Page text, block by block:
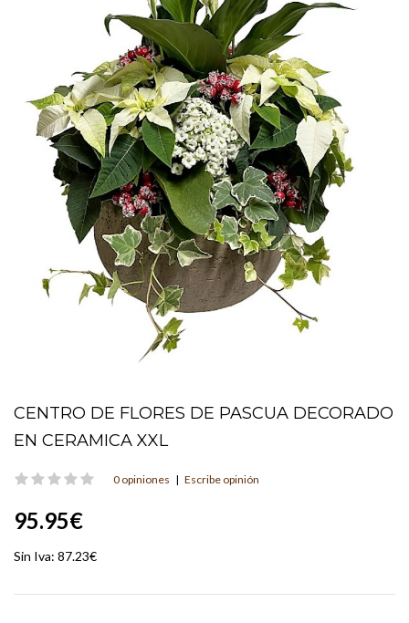
CENTRO DE FLORES DE PASCUA DECORADO
EN CERAMICA XXL
0 opiniones | Escribe opinión
95.95€
Sin Iva: 87.23€